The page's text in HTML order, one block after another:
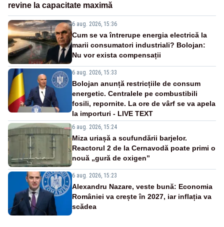
revine la capacitate maximă
6 aug. 2026, 15:36
Cum se va întrerupe energia electrică la
marii consumatori industriali? Bolojan:
Nu vor exista compensații
6 aug. 2026, 15:33
Bolojan anunță restricțiile de consum
energetic. Centralele pe combustibili
fosili, repornite. La ore de vârf se va apela
la importuri - LIVE TEXT
6 aug. 2026, 15:24
Miza uriașă a scufundării barjelor.
Reactorul 2 de la Cernavodă poate primi o
nouă „gură de oxigen”
6 aug. 2026, 15:23
Alexandru Nazare, veste bună: Economia
României va crește în 2027, iar inflația va
scădea